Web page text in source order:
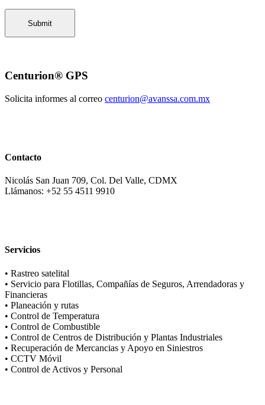
Centurion® GPS
Solicita informes al correo centurion@avanssa.com.mx
Contacto
Nicolás San Juan 709, Col. Del Valle, CDMX
Llámanos: +52 55 4511 9910
Servicios
• Rastreo satelital
• Servicio para Flotillas, Compañías de Seguros, Arrendadoras y
Financieras
• Planeación y rutas
• Control de Temperatura
• Control de Combustible
• Control de Centros de Distribución y Plantas Industriales
• Recuperación de Mercancias y Apoyo en Siniestros
• CCTV Móvil
• Control de Activos y Personal